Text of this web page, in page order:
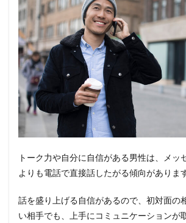
トーク力や自分に自信がある男性は、メッ
よりも電話で直接話したがる傾向があります
話を盛り上げる自信があるので、初対面の
い相手でも、上手にコミュニケーションが